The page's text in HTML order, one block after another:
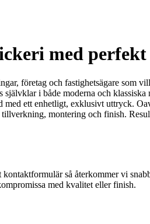
med perfekt
företag och fastighetsägare som
i både moderna och
ett enhetligt, exklusivt uttryck.
montering och finish.
så återkommer vi
med kvalitet eller finish.